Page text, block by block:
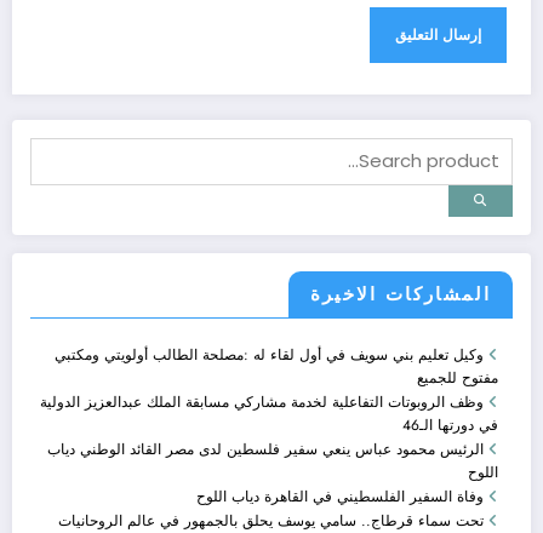
المشاركات الاخيرة
وكيل تعليم بني سويف في أول لقاء له :مصلحة الطالب أولويتي ومكتبي
مفتوح للجميع
وظف الروبوتات التفاعلية لخدمة مشاركي مسابقة الملك عبدالعزيز الدولية
في دورتها الـ46
الرئيس محمود عباس ينعي سفير فلسطين لدى مصر القائد الوطني دياب
اللوح
وفاة السفير الفلسطيني في القاهرة دياب اللوح
تحت سماء قرطاج.. سامي يوسف يحلق بالجمهور في عالم الروحانيات